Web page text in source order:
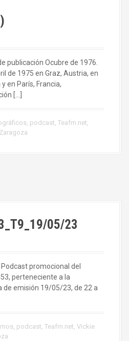
publicación Ocubre de 1976.
de 1975 en Graz, Austria, en
en París, Francia,
[…]
, podcast, Teafm.net,
Zaragoza
05/23
promocional del
perteneciente a la
de emisión 19/05/23, de 22 a
, podcast, Teafm.net, Vickie